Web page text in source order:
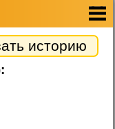
историю